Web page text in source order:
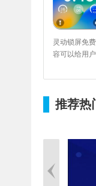
灵动锁屏免
容可以给用
欢的小伙伴
推荐热